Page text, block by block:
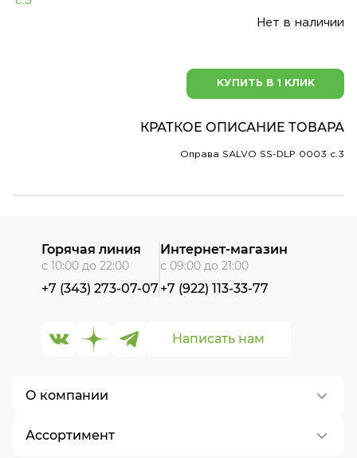
Нет в наличии
КУПИТЬ В 1 КЛИК
КРАТКОЕ ОПИСАНИЕ ТОВАРА
Оправа SALVO SS-DLP 0003 c.3
О компании
О нас
Ассортимент
Написать нам
Горячая линия
с 10:00 до 22:00
+7 (343) 273-07-07
Интернет-магазин
с 09:00 до 21:00
+7 (922) 113-33-77